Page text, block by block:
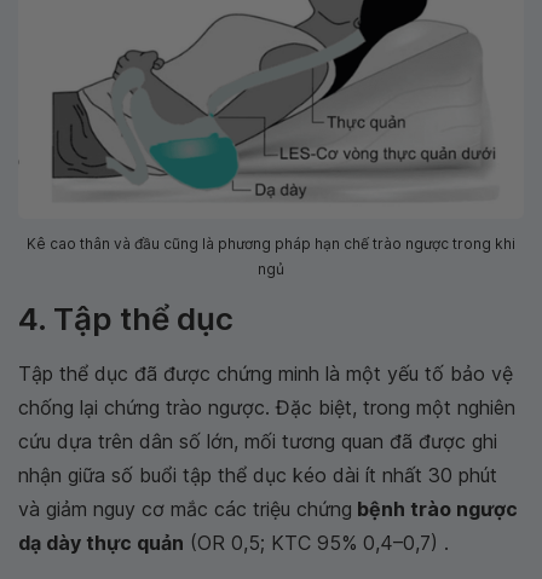
Kê cao thân và đầu cũng là phương pháp hạn chế trào ngược trong khi
ngủ
4. Tập thể dục
Tập thể dục đã được chứng minh là một yếu tố bảo vệ
chống lại chứng trào ngược. Đặc biệt, trong một nghiên
cứu dựa trên dân số lớn, mối tương quan đã được ghi
nhận giữa số buổi tập thể dục kéo dài ít nhất 30 phút
và giảm nguy cơ mắc các triệu chứng bệnh trào ngược
dạ dày thực quản (OR 0,5; KTC 95% 0,4–0,7) .